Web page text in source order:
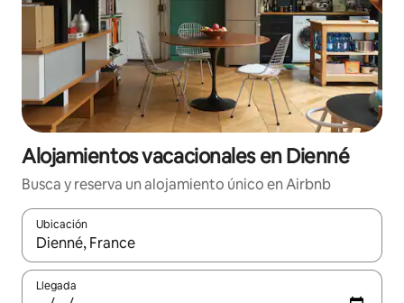
Alojamientos vacacionales en Dienné
Busca y reserva un alojamiento único en Airbnb
Ubicación
Cuando los resultados estén disponibles, podrás navegar
Llegada